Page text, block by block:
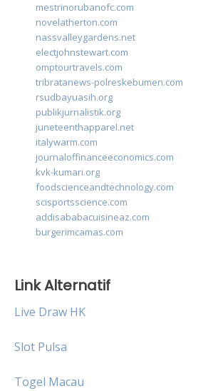
mestrinorubanofc.com
novelatherton.com
nassvalleygardens.net
electjohnstewart.com
omptourtravels.com
tribratanews-polreskebumen.com
rsudbayuasih.org
publikjurnalistik.org
juneteenthapparel.net
italywarm.com
journaloffinanceeconomics.com
kvk-kumari.org
foodscienceandtechnology.com
scisportsscience.com
addisababacuisineaz.com
burgerimcamas.com
Link Alternatif
Live Draw HK
Slot Pulsa
Togel Macau